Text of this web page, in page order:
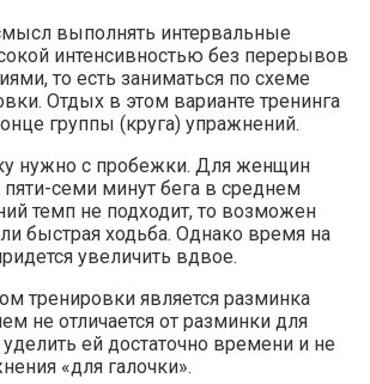
выполнять интервальные
интенсивностью без перерывов
то есть заниматься по схеме
Отдых в этом варианте тренинга
группы (круга) упражнений.
нужно с пробежки. Для женщин
пяти-семи минут бега в среднем
темп не подходит, то возможен
быстрая ходьба. Однако время на
увеличить вдвое.
тренировки является разминка
не отличается от разминки для
ей достаточно времени и не
«для галочки».